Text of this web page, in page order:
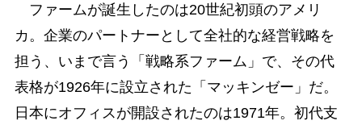
ファームが誕生したのは20世紀初頭のアメリ
カ。企業のパートナーとして全社的な経営戦略を
担う、いまで言う「戦略系ファーム」で、その代
表格が1926年に設立された「マッキンゼー」だ。
日本にオフィスが開設されたのは1971年。初代支